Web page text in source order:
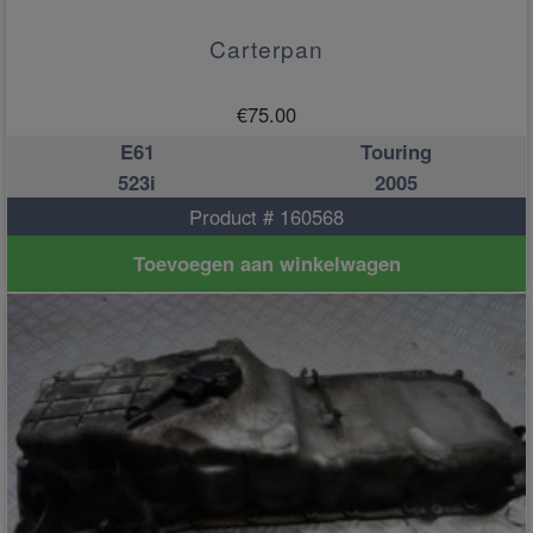
Carterpan
€75.00
E61
Touring
523i
2005
Product # 160568
Toevoegen aan winkelwagen